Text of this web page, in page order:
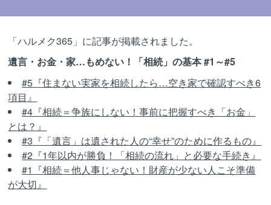
「ハルメク365」に記事が掲載されました。
遺言・お金・家…もめない！「相続」の基本 #1～#5
#5『住まない実家を相続したら…空き家で確認すべき6
項目』
#4『相続＝争族にしない！事前に把握すべき「お金」
とは？』
#3『「遺言」は遺された人の“幸せ”のために作るもの』
#2『1年以内が勝負！「相続の流れ」と必要な手続き』
#1『相続＝他人事じゃない！財産が少ない人こそ準備
が大切』